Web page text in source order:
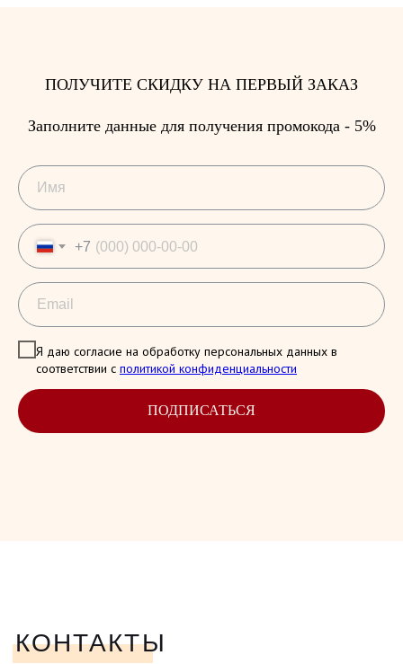
ПОЛУЧИТЕ СКИДКУ НА ПЕРВЫЙ ЗАКАЗ
Заполните данные для получения промокода - 5%
+7
Я даю согласие на обработку персональных данных в
соответствии с политикой конфиденциальности
ПОДПИСАТЬСЯ